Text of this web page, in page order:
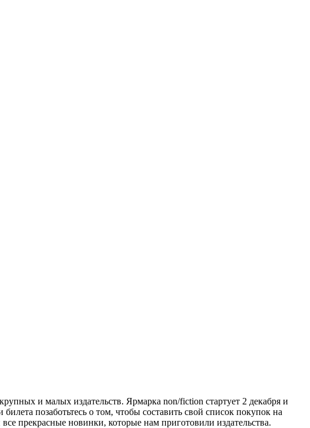
и малых издательств. Ярмарка non/fiction стартует 2 декабря и
позаботьтесь о том, чтобы составить свой список покупок на
прекрасные новинки, которые нам приготовили издательства.